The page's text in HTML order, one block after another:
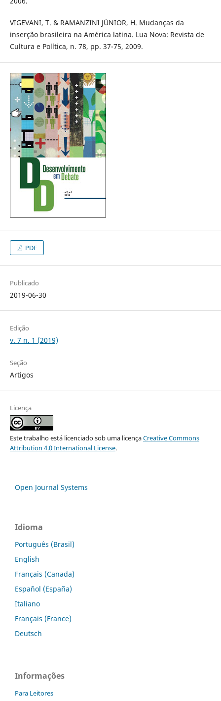
VIGEVANI, T. & RAMANZINI JÚNIOR, H. Mudanças da
inserção brasileira na América latina. Lua Nova: Revista de
Cultura e Política, n. 78, pp. 37-75, 2009.
PDF
Publicado
2019-06-30
Edição
v. 7 n. 1 (2019)
Seção
Artigos
Licença
Este trabalho está licenciado sob uma licençaCreative Commons
Attribution 4.0 International License.
Open Journal Systems
Idioma
Português (Brasil)
English
Français (Canada)
Español (España)
Italiano
Français (France)
Deutsch
Informações
Para Leitores